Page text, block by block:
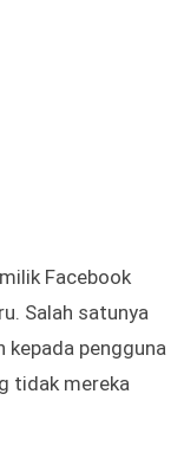
Facebook
Salah satunya
kepada pengguna
tidak mereka